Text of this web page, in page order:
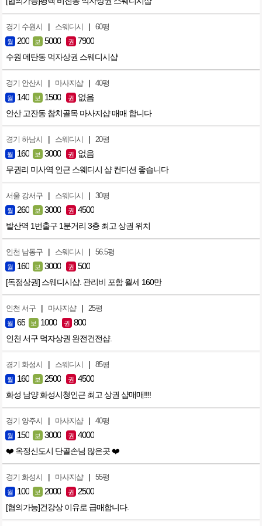
경기 수원시 | 스웨디시 | 60평
월 200 보 5000 권 7900
수원 메탄동 먹자상권 스웨디시샵
경기 안산시 | 마사지샵 | 40평
월 140 보 1500 권 없음
안산 고잔동 참치골목 마사지샵 매매 합니다
경기 하남시 | 스웨디시 | 20평
월 160 보 3000 권 없음
무권리 미사역 인근 스웨디시 샵 컨디션 좋습니다
서울 강서구 | 스웨디시 | 30평
월 260 보 3000 권 4500
발산역 1번출구 1분거리 3층 최고 상권 위치
인천 남동구 | 스웨디시 | 56.5평
월 160 보 3000 권 500
[독점상권] 스웨디시샵. 관리비 포함 월세 160만
인천 서구 | 마사지샵 | 25평
월 65 보 1000 권 800
인천 서구 먹자상권 완전건전샵.
경기 화성시 | 스웨디시 | 85평
월 160 보 2500 권 4500
화성 남양 화성시청인근 최고 상권 샵매매!!!!
경기 양주시 | 마사지샵 | 40평
월 150 보 3000 권 4000
❤️ 옥정신도시 단골손님 많은곳 ❤️
경기 화성시 | 마사지샵 | 55평
월 100 보 2000 권 2500
[협의가능]건강상 이유로 급매합니다.